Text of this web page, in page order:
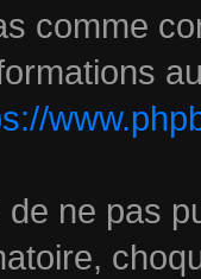
comme
ne pas